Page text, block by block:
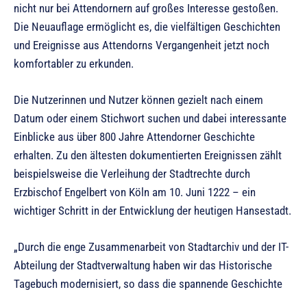
nicht nur bei Attendornern auf großes Interesse gestoßen.
Die Neuauflage ermöglicht es, die vielfältigen Geschichten
und Ereignisse aus Attendorns Vergangenheit jetzt noch
komfortabler zu erkunden.
Die Nutzerinnen und Nutzer können gezielt nach einem
Datum oder einem Stichwort suchen und dabei interessante
Einblicke aus über 800 Jahre Attendorner Geschichte
erhalten. Zu den ältesten dokumentierten Ereignissen zählt
beispielsweise die Verleihung der Stadtrechte durch
Erzbischof Engelbert von Köln am 10. Juni 1222 – ein
wichtiger Schritt in der Entwicklung der heutigen Hansestadt.
„Durch die enge Zusammenarbeit von Stadtarchiv und der IT-
Abteilung der Stadtverwaltung haben wir das Historische
Tagebuch modernisiert, so dass die spannende Geschichte